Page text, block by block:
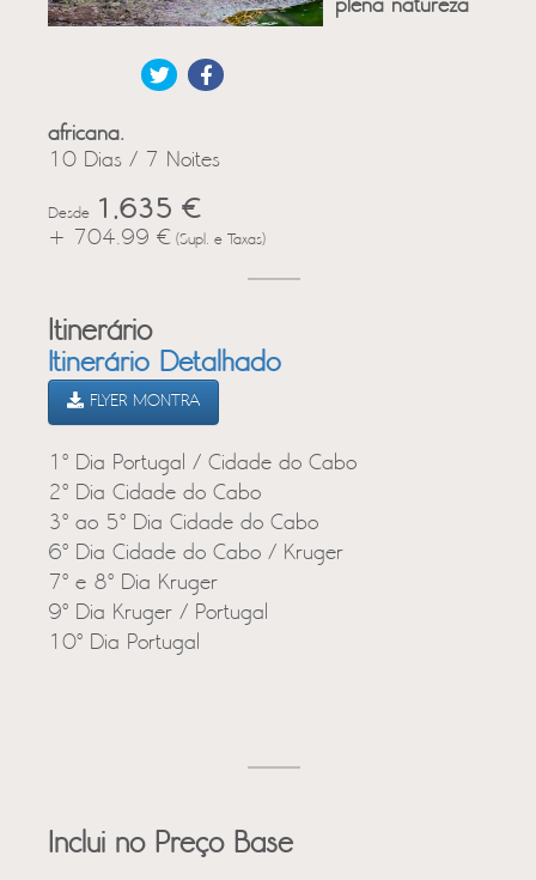
plena natureza
africana.
10 Dias / 7 Noites
Desde 1,635 €
+ 704.99 € (Supl. e Taxas)
Itinerário
Itinerário Detalhado
FLYER MONTRA
1º Dia Portugal / Cidade do Cabo
2º Dia Cidade do Cabo
3º ao 5º Dia Cidade do Cabo
6º Dia Cidade do Cabo / Kruger
7º e 8º Dia Kruger
9º Dia Kruger / Portugal
10º Dia Portugal
Inclui no Preço Base